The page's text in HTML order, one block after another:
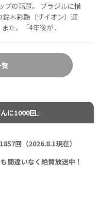
プの話題。 ブラジルに惜
鈴木彩艶（ザイオン）選
た、「4年後が...
に1000回』
回（2026.8.1現在）
間違いなく絶賛放送中！